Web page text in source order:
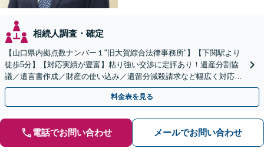
相続人調査・確定
【山口県内拠点数ナンバー１"旧大賀綜合法律事務所"】【下関駅より
徒歩5分】【対応実績が豊富】粘り強い交渉に定評あり！遺産分割協
議／遺言書作成／財産の使い込み／遺留分減殺請求など幅広く対応い
たします。【周辺士業と連携】【当日相談OK】
料金表を見る
電話でお問い合わせ メールでお問い合わせ